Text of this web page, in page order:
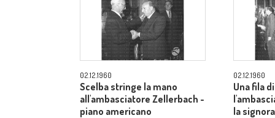
02.12.1960
Scelba stringe la mano
all'ambasciatore Zellerbach -
piano americano
02.12.1960
Una fila
la